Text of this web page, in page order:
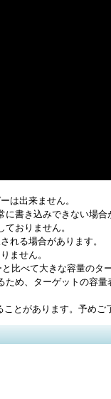
は出来ません。
に書き込みできない場合
おりません。
る場合があります。
ません。
比べて大きな容量のタ
め、ターゲットの容
とがあります。予めご